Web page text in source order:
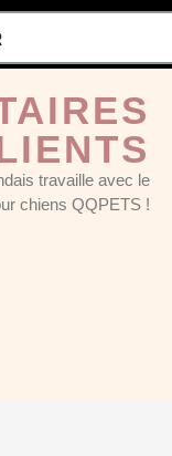
travaille avec le
chiens QQPETS !